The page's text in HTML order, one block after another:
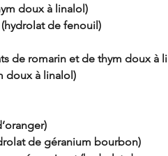
doux à linalol)
de fenouil)
de romarin et de thym doux à
doux à linalol)
de géranium bourbon)